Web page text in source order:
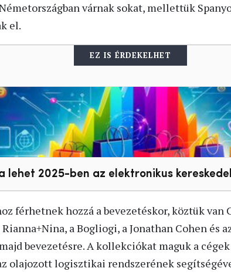
várnak sokat, mellettük
el.
EZ IS ÉRDEKELHET
lehet 2025-ben az elektronikus
férhetnek hozzá a bevezetéskor, köztük van
a Bogliogi, a Jonathan Cohen és
bevezetésre. A kollekciókat maguk a
olajozott logisztikai rendszerének